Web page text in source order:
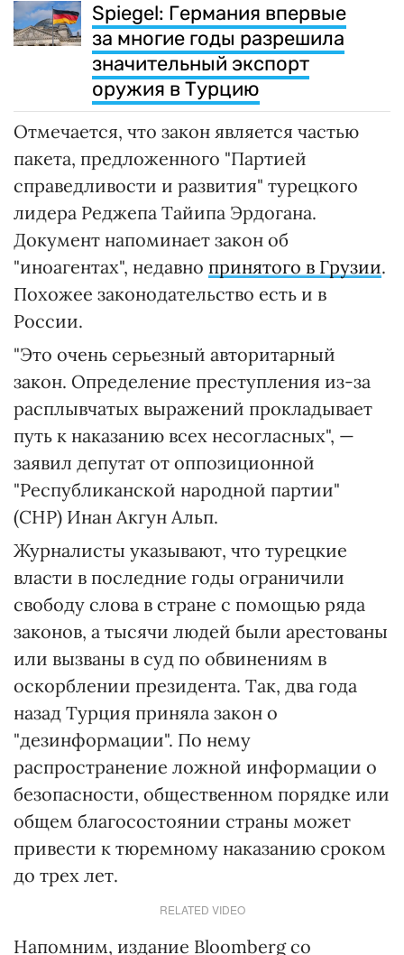
Spiegel: Германия впервые
за многие годы разрешила
значительный экспорт
оружия в Турцию
Отмечается, что закон является частью
пакета, предложенного "Партией
справедливости и развития" турецкого
лидера Реджепа Тайипа Эрдогана.
Документ напоминает закон об
"иноагентах", недавно принятого в Грузии.
Похожее законодательство есть и в
России.
"Это очень серьезный авторитарный
закон. Определение преступления из-за
расплывчатых выражений прокладывает
путь к наказанию всех несогласных", —
заявил депутат от оппозиционной
"Республиканской народной партии"
(CHP) Инан Акгун Альп.
Журналисты указывают, что турецкие
власти в последние годы ограничили
свободу слова в стране с помощью ряда
законов, а тысячи людей были арестованы
или вызваны в суд по обвинениям в
оскорблении президента. Так, два года
назад Турция приняла закон о
"дезинформации". По нему
распространение ложной информации о
безопасности, общественном порядке или
общем благосостоянии страны может
привести к тюремному наказанию сроком
до трех лет.
RELATED VIDEO
Напомним, издание Bloomberg со